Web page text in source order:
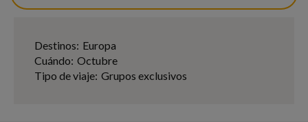
Destinos: Europa
Cuándo: Octubre
Tipo de viaje: Grupos exclusivos